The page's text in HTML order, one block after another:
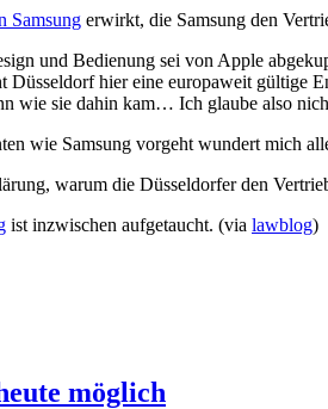
Samsung erwirkt, die Samsung den
und Bedienung sei von Apple
hier eine europaweit
wie sie dahin kam… Ich glaube also
wie Samsung vorgeht wundert mich
warum die Düsseldorfer den
ist inzwischen aufgetaucht. (via lawblog)
möglich